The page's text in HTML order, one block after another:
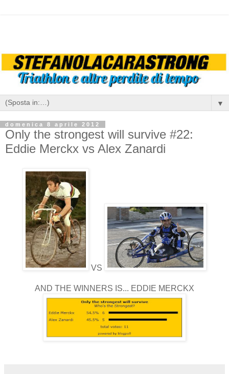
▼
domenica 8 aprile 2012
Only the strongest will survive #22:
Eddie Merckx vs Alex Zanardi
VS
AND THE WINNERS IS... EDDIE MERCKX